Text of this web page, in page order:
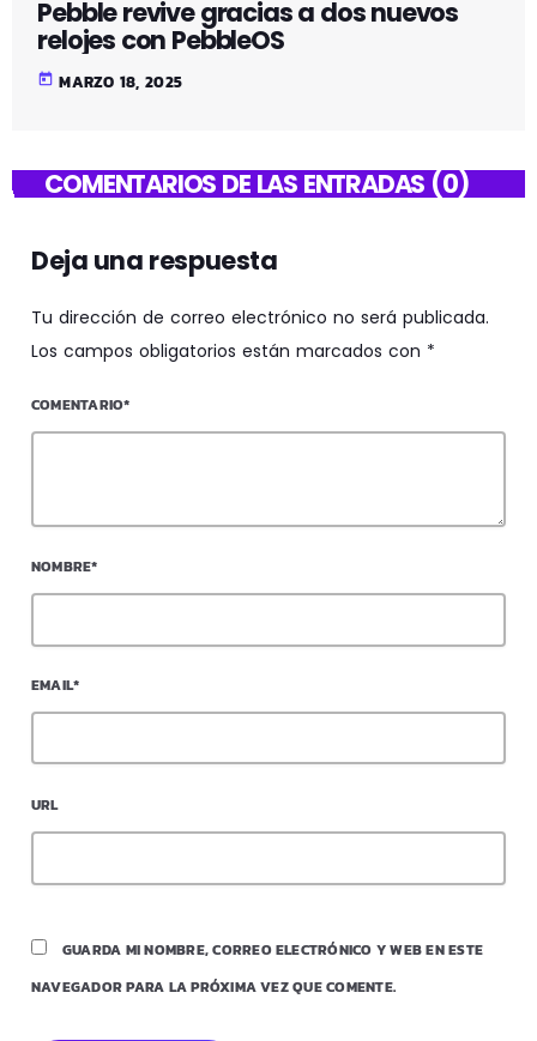
Pebble revive gracias a dos nuevos
relojes con PebbleOS
today MARZO 18, 2025
COMENTARIOS DE LAS ENTRADAS (0)
Deja una respuesta
Tu dirección de correo electrónico no será publicada.
Los campos obligatorios están marcados con *
COMENTARIO*
NOMBRE*
EMAIL*
URL
GUARDA MI NOMBRE, CORREO ELECTRÓNICO Y WEB EN ESTE
NAVEGADOR PARA LA PRÓXIMA VEZ QUE COMENTE.